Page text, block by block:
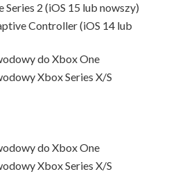
2 (iOS 15 lub nowszy)
Controller (iOS 14 lub
do Xbox One
Xbox Series X/S
do Xbox One
Xbox Series X/S